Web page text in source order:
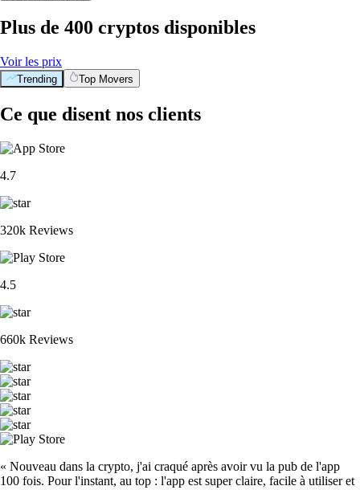
Plus de 400 cryptos disponibles
Voir les prix
Trending Top Movers
Ce que disent nos clients
4.7
320k Reviews
4.5
660k Reviews
« Nouveau dans la crypto, j'ai craqué après avoir vu la pub de l'app
100 fois. Pour l'instant, au top : l'app est super claire, facile à utiliser et